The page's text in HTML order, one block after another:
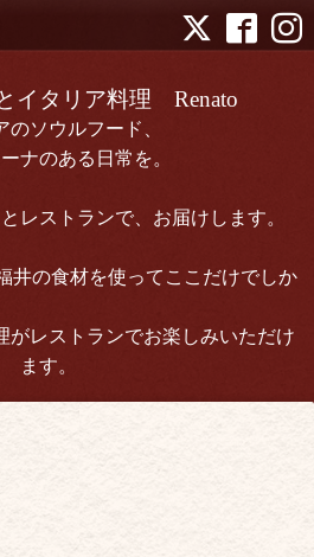
イタリア料理 Renato
のソウルフード、
ナのある日常を。
レストランで、お届けします。
井の食材を使ってここだけでしか
がレストランでお楽しみいただけ
ます。